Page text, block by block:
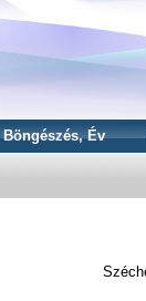
Böngészés, Év